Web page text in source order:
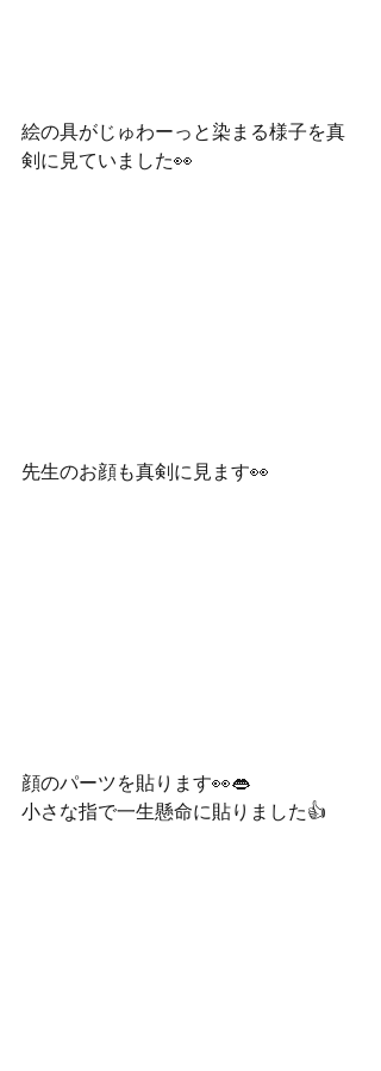
絵の具がじゅわーっと染まる様子を真
剣に見ていました👀
先生のお顔も真剣に見ます👀
顔のパーツを貼ります👀👄
小さな指で一生懸命に貼りました👍